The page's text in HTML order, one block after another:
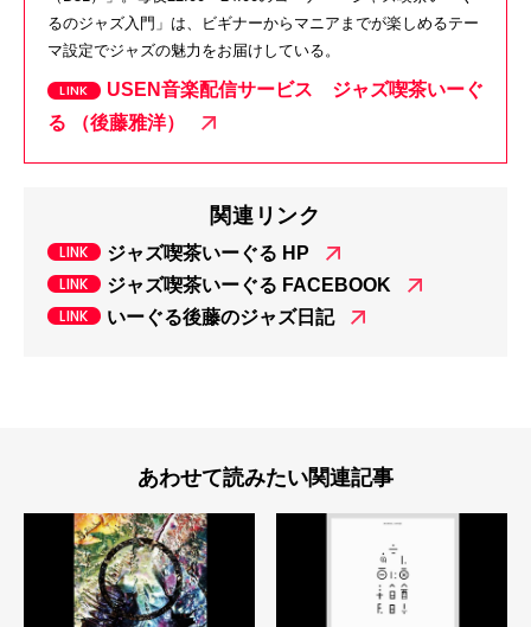
るのジャズ入門」は、ビギナーからマニアまでが楽しめるテー
マ設定でジャズの魅力をお届けしている。
USEN音楽配信サービス ジャズ喫茶いーぐ
る （後藤雅洋）
関連リンク
ジャズ喫茶いーぐる HP
ジャズ喫茶いーぐる FACEBOOK
いーぐる後藤のジャズ日記
あわせて読みたい関連記事